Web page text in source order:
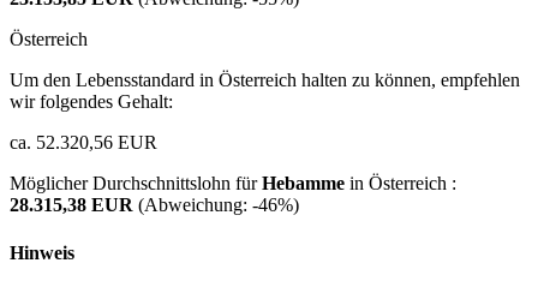
Österreich
Um den Lebensstandard in Österreich halten zu können, empfehlen
wir folgendes Gehalt:
ca. 52.320,56 EUR
Möglicher Durchschnittslohn fürHebamme in Österreich :
28.315,38 EUR (Abweichung: -46%)
Hinweis